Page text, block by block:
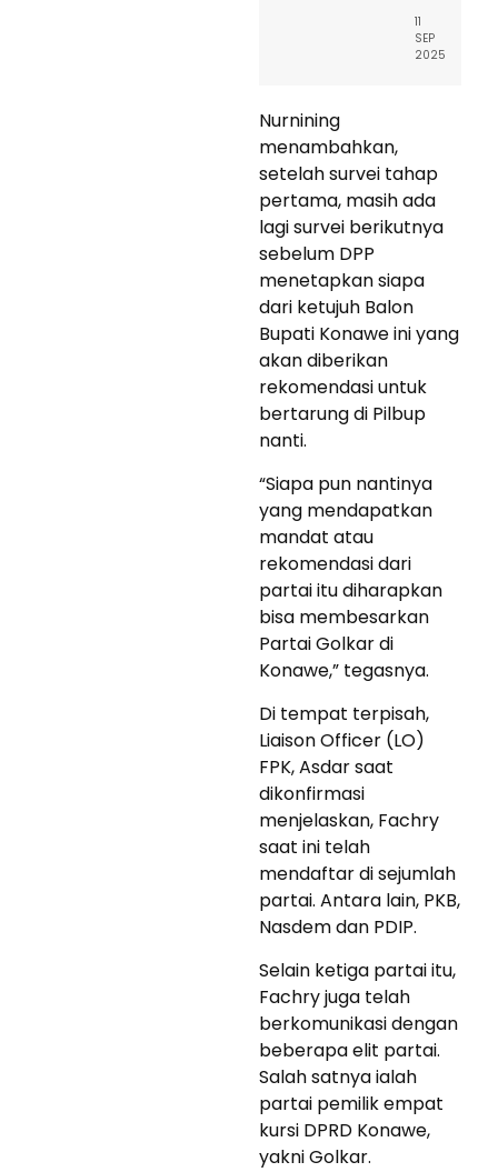
11
SEP
2025
Nurnining
menambahkan,
setelah survei tahap
pertama, masih ada
lagi survei berikutnya
sebelum DPP
menetapkan siapa
dari ketujuh Balon
Bupati Konawe ini yang
akan diberikan
rekomendasi untuk
bertarung di Pilbup
nanti.
“Siapa pun nantinya
yang mendapatkan
mandat atau
rekomendasi dari
partai itu diharapkan
bisa membesarkan
Partai Golkar di
Konawe,” tegasnya.
Di tempat terpisah,
Liaison Officer (LO)
FPK, Asdar saat
dikonfirmasi
menjelaskan, Fachry
saat ini telah
mendaftar di sejumlah
partai. Antara lain, PKB,
Nasdem dan PDIP.
Selain ketiga partai itu,
Fachry juga telah
berkomunikasi dengan
beberapa elit partai.
Salah satnya ialah
partai pemilik empat
kursi DPRD Konawe,
yakni Golkar.